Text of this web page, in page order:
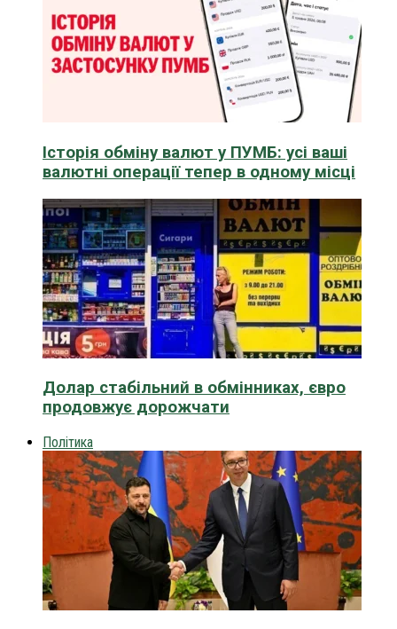
Історія обміну валют у ПУМБ: усі ваші
валютні операції тепер в одному місці
Долар стабільний в обмінниках, євро
продовжує дорожчати
Політика